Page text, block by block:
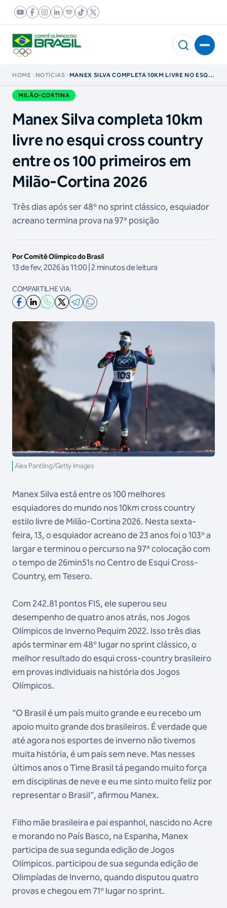
HOME NOTÍCIAS
MANEX SILVA COMPLETA 10KM LIVRE NO ESQUI
MILÃO-CORTINA 2026
MILÃO-CORTINA
Manex Silva completa 10km
livre no esqui cross country
entre os 100 primeiros em
Milão-Cortina 2026
Três dias após ser 48º no sprint clássico, esquiador
acreano termina prova na 97ª posição
Por Comitê Olímpico do Brasil
13 de fev, 2026 às 11:00 | 2 minutos de leitura
COMPARTILHE VIA:
Alex Pantling/Getty Images
Manex Silva está entre os 100 melhores
esquiadores do mundo nos 10km cross country
estilo livre de Milão-Cortina 2026. Nesta sexta-
feira, 13, o esquiador acreano de 23 anos foi o 103º a
largar e terminou o percurso na 97ª colocação com
o tempo de 26min51s no Centro de Esqui Cross-
Country, em Tesero.
Com 242.81 pontos FIS, ele superou seu
desempenho de quatro anos atrás, nos Jogos
Olímpicos de Inverno Pequim 2022. Isso três dias
após terminar em 48º lugar no sprint clássico, o
melhor resultado do esqui cross-country brasileiro
em provas individuais na história dos Jogos
Olímpicos.
"O Brasil é um país muito grande e eu recebo um
apoio muito grande dos brasileiros. É verdade que
até agora nos esportes de inverno não tivemos
muita história, é um país sem neve. Mas nesses
últimos anos o Time Brasil tá pegando muito força
em disciplinas de neve e eu me sinto muito feliz por
representar o Brasil", afirmou Manex.
Filho mãe brasileira e pai espanhol, nascido no Acre
e morando no País Basco, na Espanha, Manex
participa de sua segunda edição de Jogos
Olímpicos. participou de sua segunda edição de
Olimpíadas de Inverno, quando disputou quatro
provas e chegou em 71º lugar no sprint.